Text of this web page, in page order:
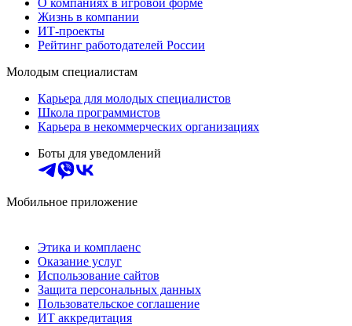
Жизнь в компании
ИТ-проекты
Рейтинг работодателей России
Молодым специалистам
Карьера для молодых специалистов
Школа программистов
Карьера в некоммерческих организациях
Боты для уведомлений
Мобильное приложение
Этика и комплаенс
Оказание услуг
Использование сайтов
Защита персональных данных
Пользовательское соглашение
ИТ аккредитация